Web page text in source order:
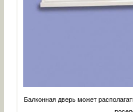
Балконная дверь может